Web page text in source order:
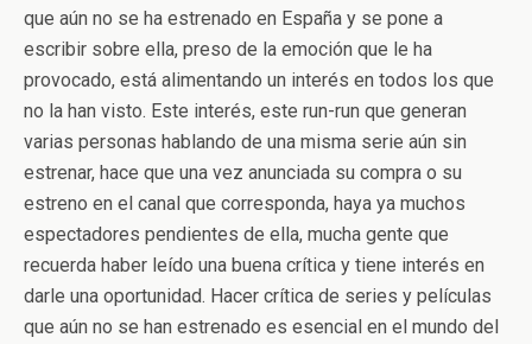
que aún no se ha estrenado en España y se pone a
escribir sobre ella, preso de la emoción que le ha
provocado, está alimentando un interés en todos los que
no la han visto. Este interés, este run-run que generan
varias personas hablando de una misma serie aún sin
estrenar, hace que una vez anunciada su compra o su
estreno en el canal que corresponda, haya ya muchos
espectadores pendientes de ella, mucha gente que
recuerda haber leído una buena crítica y tiene interés en
darle una oportunidad. Hacer crítica de series y películas
que aún no se han estrenado es esencial en el mundo del